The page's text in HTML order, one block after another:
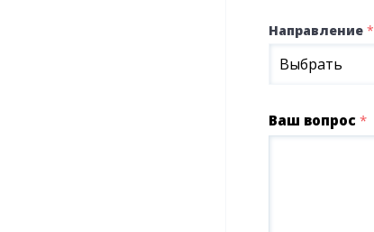
Направление *
Выбрать
Ваш вопрос *